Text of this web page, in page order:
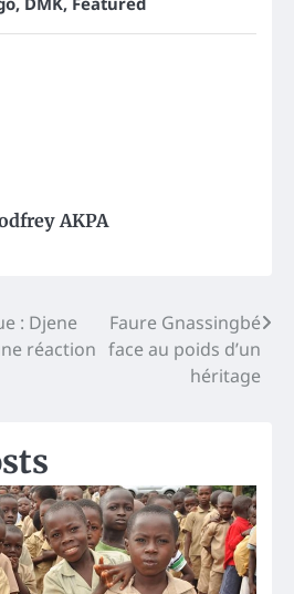
AKPA
: Djene
réaction
Faure Gnassingbé
face au poids d’un
héritage